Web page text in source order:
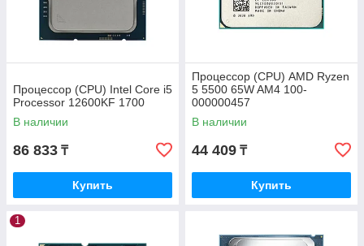
Процессор (CPU) Intel Core i5
Processor 12600KF 1700
В наличии
86 833 ₸
Купить
Процессор (CPU) AMD Ryzen
5 5500 65W AM4 100-
000000457
В наличии
44 409 ₸
Купить
1